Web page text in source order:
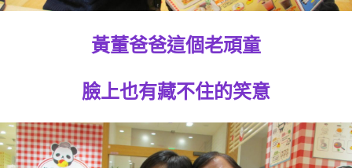
黃董爸爸這個老頑童
臉上也有藏不住的笑意